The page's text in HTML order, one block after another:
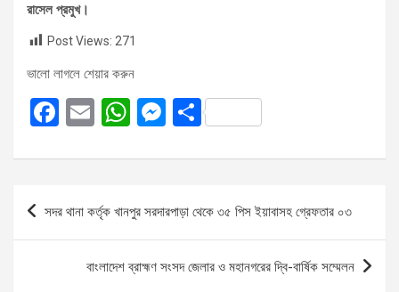
রাসেল প্রমুখ।
Post Views: 271
ভালো লাগলে শেয়ার করুন
F
ce
o
E
ail
W
at
A
p
p
M
se
g
er
S
ar
Post
navigation
সদর থানা কর্তৃক খানপুর সরদারপাড়া থেকে ৩৫ পিস ইয়াবাসহ গ্রেফতার ০৩
বাংলাদেশ ব্রাহ্মণ সংসদ জেলার ও মহানগরের দ্বি-বার্ষিক সম্মেলন